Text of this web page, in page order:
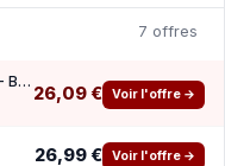
7 offres
Cooler Master Hyper 212 3DHP - Black ( 10 de reduction avec le code promo KOO )
26,09 € Voir l'offre →
26,99 € Voir l'offre →